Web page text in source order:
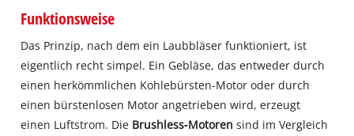
Funktionsweise
Das Prinzip, nach dem ein Laubbläser funktioniert, ist
eigentlich recht simpel. Ein Gebläse, das entweder durch
einen herkömmlichen Kohlebürsten‐Motor oder durch
einen bürstenlosen Motor angetrieben wird, erzeugt
einen Luftstrom. Die Brushless‐Motoren sind im Vergleich